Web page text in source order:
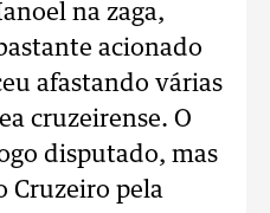
na zaga,
acionado
afastando várias
cruzeirense. O
disputado, mas
Cruzeiro pela